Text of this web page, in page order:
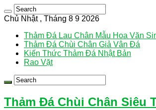
Chủ Nhật , Tháng 8 9 2026
Thảm Đá Lau Chân Mẫu Hoa Văn
Thảm Đá Chùi Chân Giả Vân Đá
Kiến Thức Thảm Đá Nhật Bản
Rao Vặt
Thảm Đá Chùi Chân Siêu